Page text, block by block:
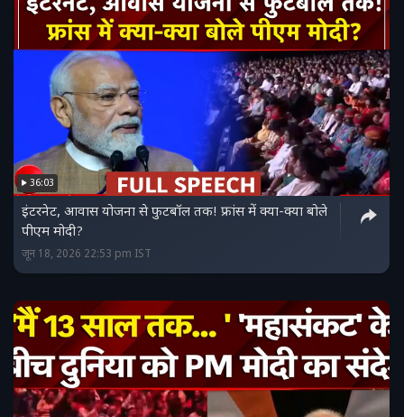
36:03
इंटरनेट, आवास योजना से फुटबॉल तक! फ्रांस में क्या-क्या बोले
पीएम मोदी?
जून 18, 2026 22:53 pm IST